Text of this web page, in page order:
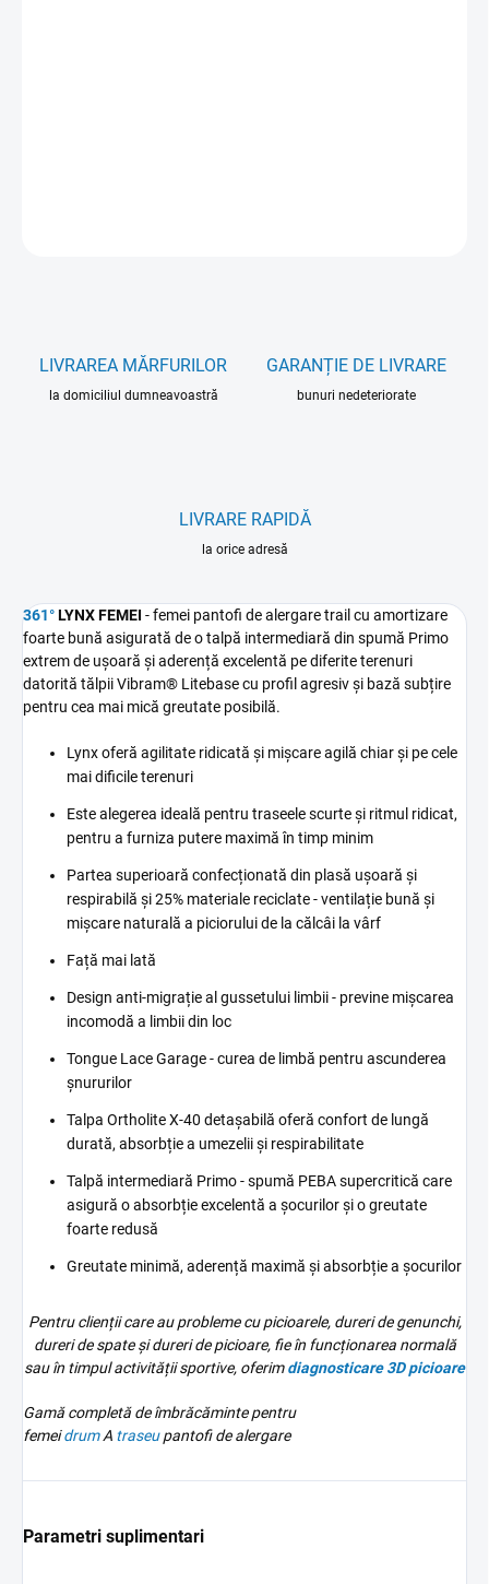
LIVRAREA MĂRFURILOR
la domiciliul dumneavoastră
GARANȚIE DE LIVRARE
bunuri nedeteriorate
LIVRARE RAPIDĂ
la orice adresă
361°LYNX FEMEI - femei pantofi de alergare trail cu amortizare
foarte bună asigurată de o talpă intermediară din spumă Primo
extrem de ușoară și aderență excelentă pe diferite terenuri
datorită tălpii Vibram® Litebase cu profil agresiv și bază subțire
pentru cea mai mică greutate posibilă.
Lynx oferă agilitate ridicată și mișcare agilă chiar și pe cele
mai dificile terenuri
Este alegerea ideală pentru traseele scurte și ritmul ridicat,
pentru a furniza putere maximă în timp minim
Partea superioară confecționată din plasă ușoară și
respirabilă și 25% materiale reciclate - ventilație bună și
mișcare naturală a piciorului de la călcâi la vârf
Față mai lată
Design anti-migrație al gussetului limbii - previne mișcarea
incomodă a limbii din loc
Tongue Lace Garage - curea de limbă pentru ascunderea
șnururilor
Talpa Ortholite X-40 detașabilă oferă confort de lungă
durată, absorbție a umezelii și respirabilitate
Talpă intermediară Primo - spumă PEBA supercritică care
asigură o absorbție excelentă a șocurilor și o greutate
foarte redusă
Greutate minimă, aderență maximă și absorbție a șocurilor
Pentru clienții care au probleme cu picioarele, dureri de genunchi,
dureri de spate și dureri de picioare, fie în funcționarea normală
sau în timpul activității sportive, oferimdiagnosticare 3Dpicioare
Gamă completă de îmbrăcăminte pentru
femei drumA traseu pantofi de alergare
Parametri suplimentari